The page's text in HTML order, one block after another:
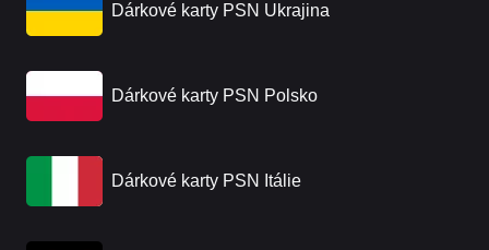
Dárkové karty PSN Ukrajina
Dárkové karty PSN Polsko
Dárkové karty PSN Itálie